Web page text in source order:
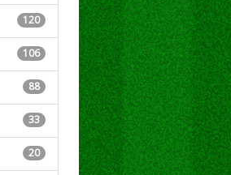
120
106
88
33
20